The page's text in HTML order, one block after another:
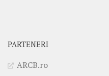
PARTENERI
ARCB.ro